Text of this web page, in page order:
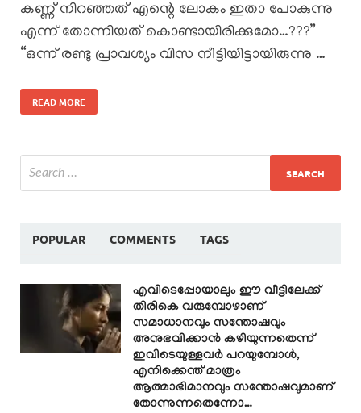
കണ്ണ് നിറഞ്ഞത് എന്റെ ലോകം ഇതാ പോകുന്നു
എന്ന് തോന്നിയത് കൊണ്ടായിരിക്കുമോ…???”
“ഒന്ന് രണ്ടു പ്രാവശ്യം വിസ നീട്ടിയിട്ടായിരുന്നു …
READ MORE
POPULAR COMMENTS TAGS
എവിടെപ്പോയാലും ഈ വീട്ടിലേക്ക്
തിരികെ വരുമ്പോഴാണ്
സമാധാനവും സന്തോഷവും
അനുഭവിക്കാൻ കഴിയുന്നതെന്ന്
ഇവിടെയുള്ളവർ പറയുമ്പോൾ,
എനിക്കെന്ത് മാത്രം
ആത്മാഭിമാനവും സന്തോഷവുമാണ്
തോന്നുന്നതെന്നോ…